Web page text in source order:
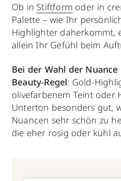
Ob in Stiftform oder in
Palette – wie Ihr
Highlighter daherkommt,
allein Ihr Gefühl beim
Bei der Wahl der
Beauty-Regel: Gold-
olivefarbenem Teint oder
Unterton besonders gut,
Nuancen sehr schön zu
die eher rosig oder kühl